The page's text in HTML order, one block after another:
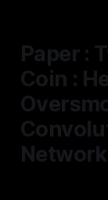
Paper :
Coin :